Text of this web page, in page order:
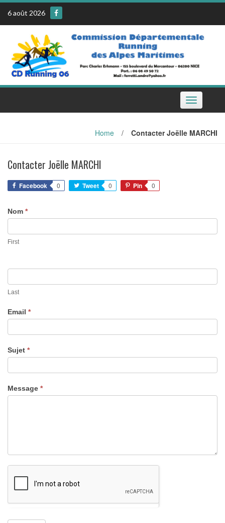
Skip
content
6 août 2026
Toggle
navigation
Home / Contacter Joëlle MARCHI
Contacter Joëlle MARCHI
Facebook 0 Tweet 0 Pin 0
Nom *
First
Last
Email *
Sujet *
Message *